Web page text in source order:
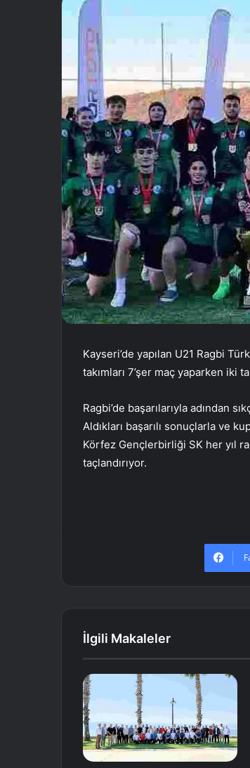
Kayseri’de yapılan U21 Ragbi
takımları 7’şer maç yaparken iki
Ragbi’de başarılarıyla adından
Aldıkları başarılı sonuçlarla ve
Körfez Gençlerbirliği SK her yıl
taçlandırıyor.
İlgili Makaleler